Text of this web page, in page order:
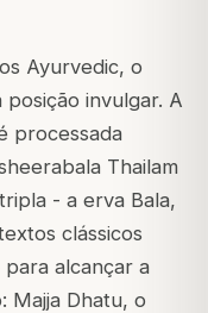
Ayurvedic, o
posição invulgar. A
processada
Thailam
- a erva Bala,
clássicos
alcançar a
Majja Dhatu, o